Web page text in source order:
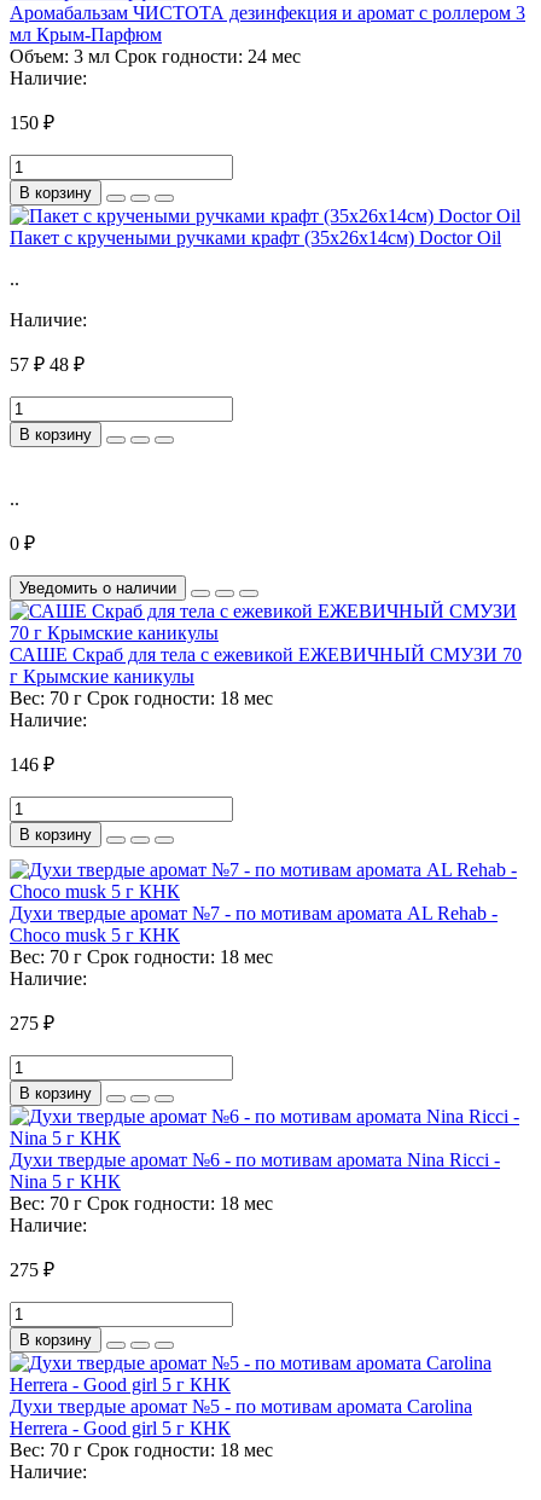
Аромабальзам ЧИСТОТА дезинфекция и аромат с роллером 3
мл Крым-Парфюм
Объем: 3 мл Срок годности: 24 мес
Наличие:
150 ₽
В корзину
Пакет с кручеными ручками крафт (35х26х14см) Doctor Oil
..
Наличие:
57 ₽ 48 ₽
В корзину
..
0 ₽
Уведомить о наличии
САШЕ Скраб для тела с ежевикой ЕЖЕВИЧНЫЙ СМУЗИ 70
г Крымские каникулы
Вес: 70 г Срок годности: 18 мес
Наличие:
146 ₽
В корзину
Духи твердые аромат №7 - по мотивам аромата AL Rehab -
Choco musk 5 г КНК
Вес: 70 г Срок годности: 18 мес
Наличие:
275 ₽
В корзину
Духи твердые аромат №6 - по мотивам аромата Nina Ricci -
Nina 5 г КНК
Вес: 70 г Срок годности: 18 мес
Наличие:
275 ₽
В корзину
Духи твердые аромат №5 - по мотивам аромата Carolina
Herrera - Good girl 5 г КНК
Вес: 70 г Срок годности: 18 мес
Наличие: